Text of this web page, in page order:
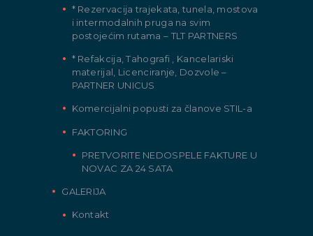
* Rezervacija trajekata, tunela, mostova
i intermodalnih pruga na svim
postojećim rutama – TLT PARTNERS
* Refakcija, Tahografi , Kancelariski
materijal, Licenciranje, Dozvole –
PARTNER UNICUS
Komercijalni popusti za članove STIL-a
FAKTORING
PRETVORITE NEDOSPELE FAKTURE U
NOVAC ZA 24 SATA
GALERIJA
Kontakt